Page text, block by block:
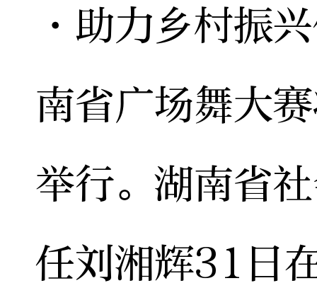
·助力乡村振
南省广场舞大
举行。湖南省
任刘湘辉31日